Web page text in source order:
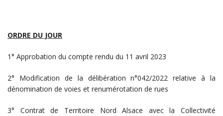
ORDRE DU JOUR
1° Approbation du compte rendu du 11 avril 2023
2° Modification de la délibération n°042/2022 relative à la
dénomination de voies et renumérotation de rues
3° Contrat de Territoire Nord Alsace avec la Collectivité